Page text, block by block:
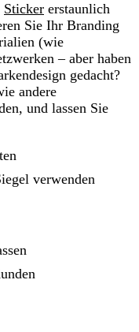
Sticker erstaunlich
Sie Ihr Branding
(wie
– aber haben
gedacht?
andere
und lassen Sie
verwenden
Siegel verwenden
lassen
Kunden